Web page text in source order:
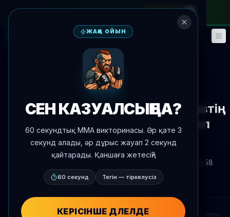
🎮 Фэнтези Оқиғалар
Медиа
Дастин Пуарье Хамзат Чимаевтің
салмағына сай түспегенін деп
айтты
, 16:58
AgentMMA.com
ЖАҢА ОЙЫН
СЕН КАЗУАЛСЫҢ БА?
60 секундтық MMA викторинасы. Әр қате 3
секунд алады, әр дұрыс жауап 2 секунд
қайтарады. Қаншаға жетесің?
60 секунд Тегін — тіркелусіз
КЕРІСІНШЕ ДӘЛЕЛДЕ